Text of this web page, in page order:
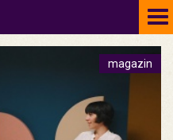
magazin